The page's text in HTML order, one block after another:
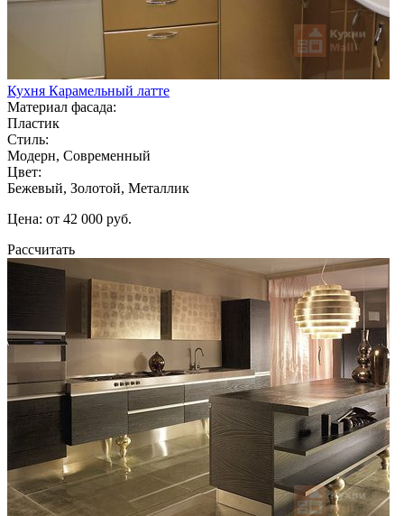
Кухня Карамельный латте
Материал фасада:
Пластик
Стиль:
Модерн, Современный
Цвет:
Бежевый, Золотой, Металлик
Цена: от 42 000 руб.
Рассчитать